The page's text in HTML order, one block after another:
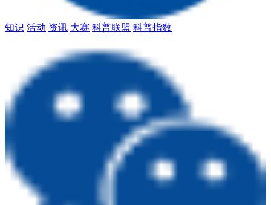
知识 活动 资讯 大赛 科普联盟 科普指数